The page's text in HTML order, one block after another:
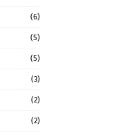
(6)
(5)
(5)
(3)
(2)
(2)